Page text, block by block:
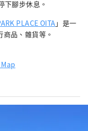
下腳步休息。
PLACE OITA 」是一
品、雜貨等。